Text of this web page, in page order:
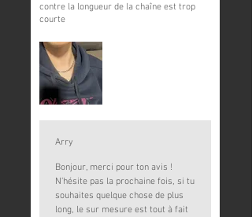
contre la longueur de la chaîne est trop
courte
Arry
Bonjour, merci pour ton avis !
N’hésite pas la prochaine fois, si tu
souhaites quelque chose de plus
long, le sur mesure est tout à fait